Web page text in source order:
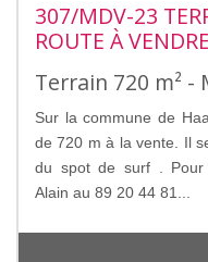
307/MDV-23
ROUTE À
Terrain 720 m² -
Sur la commune de
de 720 m à la vente. Il
du spot de surf . Pour
Alain au 89 20 44 81...